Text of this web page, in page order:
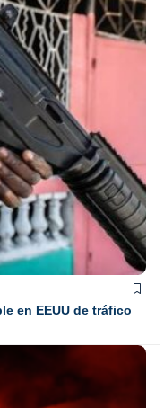
en EEUU de tráfico